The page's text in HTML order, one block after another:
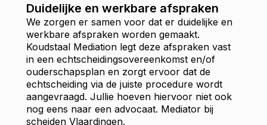
Duidelijke en werkbare afspraken
We zorgen er samen voor dat er duidelijke en
werkbare afspraken worden gemaakt.
Koudstaal Mediation legt deze afspraken vast
in een echtscheidingsovereenkomst en/of
ouderschapsplan en zorgt ervoor dat de
echtscheiding via de juiste procedure wordt
aangevraagd. Jullie hoeven hiervoor niet ook
nog eens naar een advocaat. Mediator bij
scheiden Vlaardingen.